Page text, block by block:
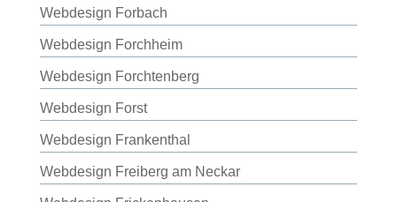
Webdesign Forbach
Webdesign Forchheim
Webdesign Forchtenberg
Webdesign Forst
Webdesign Frankenthal
Webdesign Freiberg am Neckar